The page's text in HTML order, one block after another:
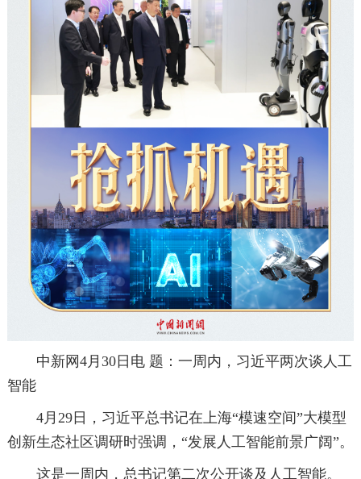
中新网4月30日电 题：一周内，习近平两次谈人工
智能
4月29日，习近平总书记在上海“模速空间”大模型
创新生态社区调研时强调，“发展人工智能前景广阔”。
这是一周内，总书记第二次公开谈及人工智能。